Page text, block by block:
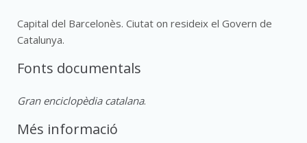
Capital del Barcelonès. Ciutat on resideix el Govern de
Catalunya.
Fonts documentals
Gran enciclopèdia catalana.
Més informació